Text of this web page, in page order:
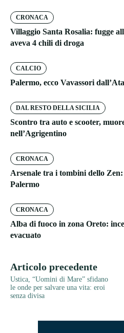
CRONACA
Villaggio Santa Rosalia: fugge
aveva 4 chili di droga
CALCIO
Palermo, ecco Vavassori
DAL RESTO DELLA SICILIA
Scontro tra auto e scooter,
nell’Agrigentino
CRONACA
Arsenale tra i tombini dello
Palermo
CRONACA
Alba di fuoco in zona Oreto:
evacuato
Articolo precedente
Ustica, “Uomini di Mare” sfidano
le onde per salvare una vita: eroi
senza divisa